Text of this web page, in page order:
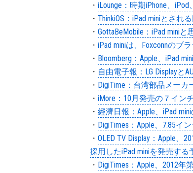
・ iLounge：時期iPhone、
・ ThinkiOS：iPad miniとされ
・ GottaBeMobile：iPad mini
・ iPad miniは、Foxconnのブ
・ Bloomberg：Apple、iPad
・ 自由電子報：LG Displayと
・ DigiTime：台湾部品メー
・ iMore：10月発売の７イン
・ 經濟日報：Apple、iPad
・ DigiTimes：Apple、7.85イ
・ OLED TV Display：Apple
採用したiPad miniを発売する
・ DigiTimes：Apple、2012年